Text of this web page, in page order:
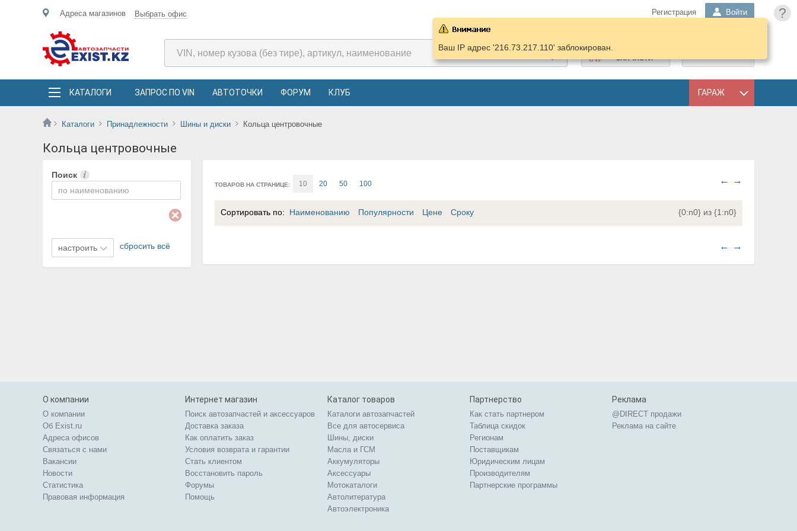
?
Адреса магазинов Выбрать офис Регистрация Войти
ЗАПЧАСТИ
КАТАЛОГИ ЗАПРОС ПО VIN АВТОТОЧКИ ФОРУМ КЛУБ ГАРАЖ
Каталоги Принадлежности Шины и диски Кольца центровочные
Ваш IP адрес '216.73.217.110' заблокирован.
Кольца центровочные
Поиск
настроить сбросить всё
ТОВАРОВ НА СТРАНИЦЕ: 10 20 50 100 ← →
{0:n0} из {1:n0}
Сортировать по: Наименованию Популярности Цене Сроку
← →
О компании
О компании
Об Exist.ru
Адреса офисов
Связаться с нами
Вакансии
Новости
Статистика
Правовая информация
Интернет магазин
Поиск автозапчастей и аксессуаров
Доставка заказа
Как оплатить заказ
Условия возврата и гарантии
Стать клиентом
Восстановить пароль
Форумы
Помощь
Каталог товаров
Каталоги автозапчастей
Все для автосервиса
Шины, диски
Масла и ГСМ
Аккумуляторы
Аксессуары
Мотокаталоги
Автолитература
Автоэлектроника
Партнерство
Как стать партнером
Таблица скидок
Регионам
Поставщикам
Юридическим лицам
Производителям
Партнерские программы
Реклама
@DIRECT продажи
Реклама на сайте